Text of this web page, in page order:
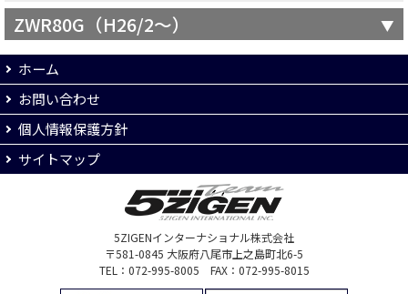
ZWR80G（H26/2～）
ホーム
お問い合わせ
個人情報保護方針
サイトマップ
5ZIGENインターナショナル株式会社
〒581-0845 大阪府八尾市上之島町北6-5
TEL：072-995-8005 FAX：072-995-8015